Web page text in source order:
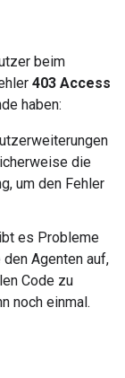
beim
403 Access
haben:
die
um den Fehler
es Probleme
Agenten auf,
Code zu
noch einmal.